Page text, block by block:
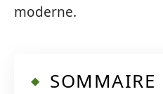
moderne.
SOMMAIRE